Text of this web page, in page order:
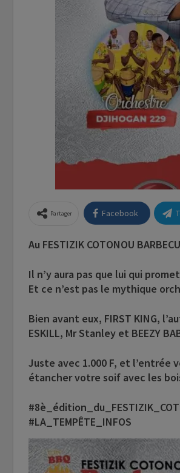
Partager Facebook
Au FESTIZIK COTONOU
Il n’y aura pas que lui qui
Et ce n’est pas le mythique
Bien avant eux, FIRST KING,
ESKILL, Mr Stanley et BEEZY
Juste avec 1.000 F, et l’entrée
étancher votre soif avec les
#LA_TEMPÊTE_INFOS